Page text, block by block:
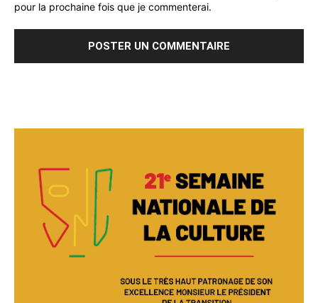
pour la prochaine fois que je commenterai.